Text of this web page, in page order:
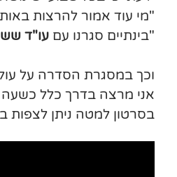
"מי עוד אמור להרצות
"בינתיים סגרנו עם עו"ד
וכך במסגרת הסדרה על
אני מרצה בדרך כלל כשעה וחצי
בסרטון למטה ניתן לצפות